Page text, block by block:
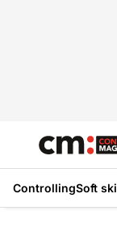
ControllingSoft